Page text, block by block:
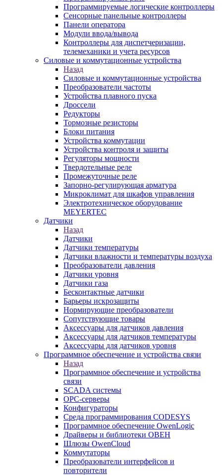
Программируемые логические контроллеры
Сенсорные панельные контроллеры
Панели оператора
Модули ввода/вывода
Контроллеры для диспетчеризации,
телемеханики и учета ресурсов
Силовые и коммутационные устройства
Назад
Силовые и коммутационные устройства
Преобразователи частоты
Устройства плавного пуска
Дроссели
Редукторы
Тормозные резисторы
Блоки питания
Устройства коммутации
Устройства контроля и защиты
Регуляторы мощности
Твердотельные реле
Промежуточные реле
Запорно-регулирующая арматура
Микроклимат для шкафов управления
Электротехническое оборудование
MEYERTEC
Датчики
Назад
Датчики
Датчики температуры
Датчики влажности и температуры воздуха
Преобразователи давления
Датчики уровня
Датчики газа
Бесконтактные датчики
Барьеры искрозащиты
Нормирующие преобразователи
Сопутствующие товары
Аксессуары для датчиков давления
Аксессуары для датчиков температуры
Аксессуары для датчиков уровня
Программное обеспечение и устройства связи
Назад
Программное обеспечение и устройства
связи
SCADA системы
OPC-серверы
Конфигураторы
Среда программирования CODESYS
Программное обеспечение OwenLogic
Драйверы и библиотеки ОВЕН
Шлюзы OwenCloud
Коммутаторы
Преобразователи интерфейсов и
повторители